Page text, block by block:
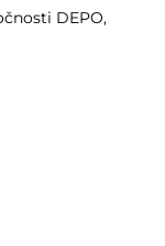
DEPO,